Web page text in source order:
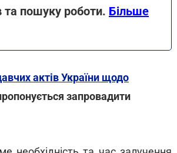
та пошуку роботи. Більше
актів України щодо
запровадити